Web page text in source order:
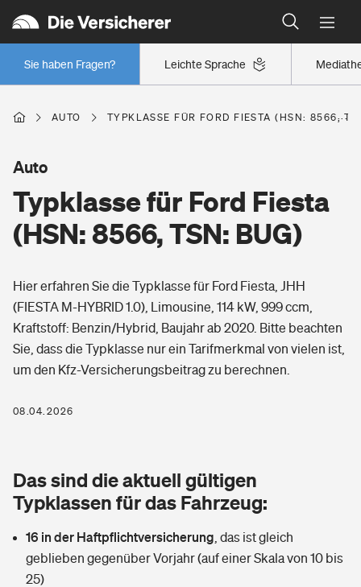
Leichte Sprache
Sie haben Fragen?
Wer versichert was: Jetzt Versicherer finden
Regionalklassen: So ist Ihre Region eingestuft
Wer versichert was: Jetzt Versicherer finden
Berufsunfähigkeitsversicherung
Erwerbsunfähigkeitsversicherung
Grundfähigkeitsversicherung
Arbeitsrechtsschutz
Berufshaftpflichtversicherung
Zur Übersicht
Tools
Wer versichert was: Jetzt Versicherer finden
Wohnen
Elementarversicherung
Glasversicherung
Mietkautionsversicherung
Freizeit
Pri­vate Haft­pflicht­
Kinderunfall­ver­si­che­rung
Kinderinvalidität
Gesundheit
Private Krankenversicherung
Dread-Disease-Versicherung
Tierkrankenversicherung
Zur Übersicht
AUTO TYPKLASSE FÜR FORD FIESTA (HSN: 8566,
Typklasse für Ford Fiesta
(HSN: 8566, TSN: BUG)
Auto
Hier erfahren Sie die Typklasse für Ford Fiesta, JHH
(FIESTA M-HYBRID 1.0), Limousine, 114 kW, 999 ccm,
Kraftstoff: Benzin/Hybrid, Baujahr ab 2020. Bitte beachten
Sie, dass die Typklasse nur ein Tarifmerkmal von vielen ist,
um den Kfz-Versicherungsbeitrag zu berechnen.
08.04.2026
Das sind die aktuell gültigen
Typklassen für das Fahrzeug:
16 in der Haftpflichtversicherung das ist gleich
geblieben gegenüber Vorjahr (auf einer Skala von 10 bis
25)